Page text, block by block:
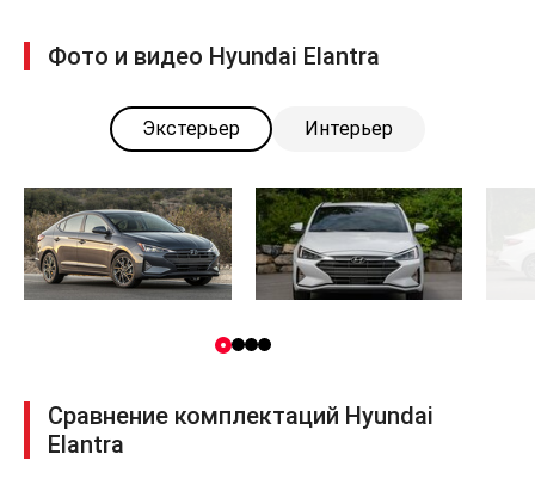
Фото и видео Hyundai Elantra
Экстерьер Интерьер
Сравнение комплектаций Hyundai
Elantra